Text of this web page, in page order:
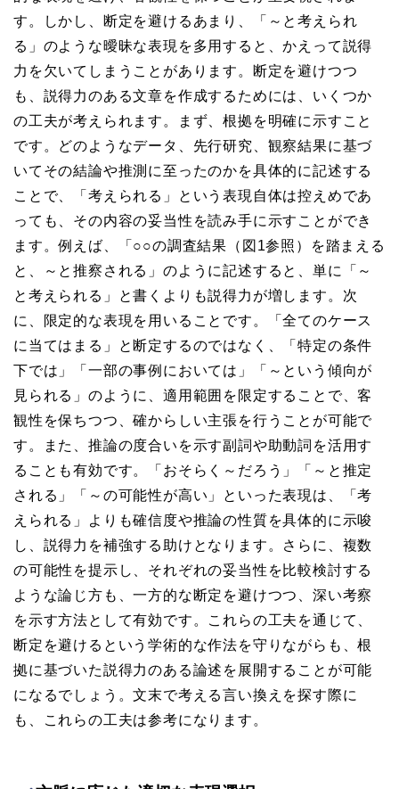
す。しかし、断定を避けるあまり、「～と考えられ
る」のような曖昧な表現を多用すると、かえって説得
力を欠いてしまうことがあります。断定を避けつつ
も、説得力のある文章を作成するためには、いくつか
の工夫が考えられます。まず、根拠を明確に示すこと
です。どのようなデータ、先行研究、観察結果に基づ
いてその結論や推測に至ったのかを具体的に記述する
ことで、「考えられる」という表現自体は控えめであ
っても、その内容の妥当性を読み手に示すことができ
ます。例えば、「○○の調査結果（図1参照）を踏まえる
と、～と推察される」のように記述すると、単に「～
と考えられる」と書くよりも説得力が増します。次
に、限定的な表現を用いることです。「全てのケース
に当てはまる」と断定するのではなく、「特定の条件
下では」「一部の事例においては」「～という傾向が
見られる」のように、適用範囲を限定することで、客
観性を保ちつつ、確からしい主張を行うことが可能で
す。また、推論の度合いを示す副詞や助動詞を活用す
ることも有効です。「おそらく～だろう」「～と推定
される」「～の可能性が高い」といった表現は、「考
えられる」よりも確信度や推論の性質を具体的に示唆
し、説得力を補強する助けとなります。さらに、複数
の可能性を提示し、それぞれの妥当性を比較検討する
ような論じ方も、一方的な断定を避けつつ、深い考察
を示す方法として有効です。これらの工夫を通じて、
断定を避けるという学術的な作法を守りながらも、根
拠に基づいた説得力のある論述を展開することが可能
になるでしょう。文末で考える言い換えを探す際に
も、これらの工夫は参考になります。